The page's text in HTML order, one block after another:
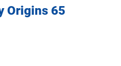
Origins 65